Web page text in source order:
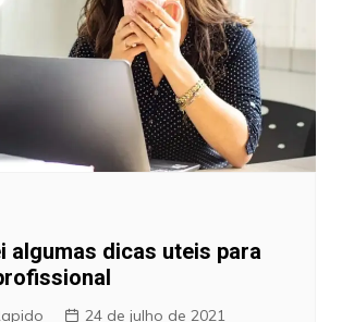
algumas dicas uteis para
24 de julho de 2021